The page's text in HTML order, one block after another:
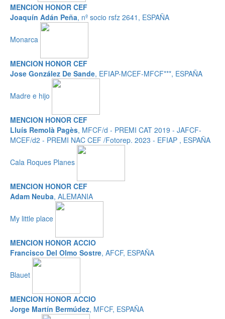
MENCION HONOR CEF
Joaquín Adán Peña, nº socio rsfz 2641, ESPAÑA
Monarca
MENCION HONOR CEF
Jose González De Sande, EFIAP-MCEF-MFCF***, ESPAÑA
Madre e hijo
MENCION HONOR CEF
Lluís Remolà Pagès, MFCF/d - PREMI CAT 2019 - JAFCF-
MCEF/d2 - PREMI NAC CEF /Fotorep. 2023 - EFIAP , ESPAÑA
Cala Roques Planes
MENCION HONOR CEF
Adam Neuba, ALEMANIA
My little place
MENCION HONOR ACCIO
Francisco Del Olmo Sostre, AFCF, ESPAÑA
Blauet
MENCION HONOR ACCIO
Jorge Martín Bermúdez, MFCF, ESPAÑA